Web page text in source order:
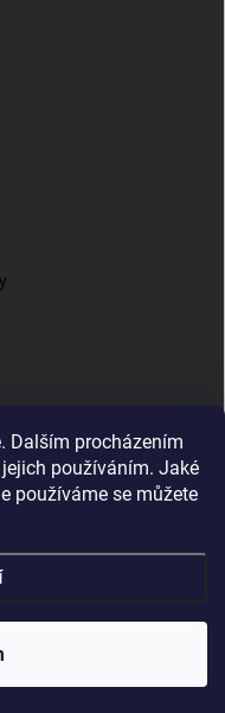
Dalším procházením
používáním. Jaké
používáme se můžete
už od roku 2016